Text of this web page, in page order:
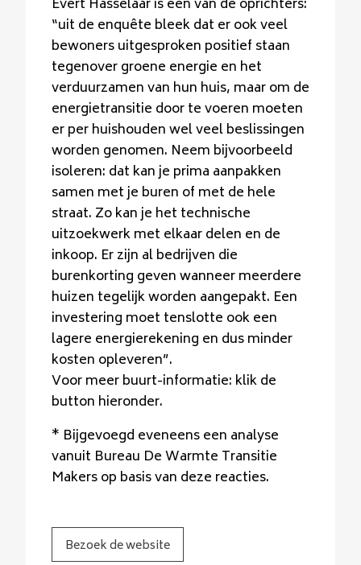
Evert Hasselaar is een van de oprichters:
“uit de enquête bleek dat er ook veel
bewoners uitgesproken positief staan
tegenover groene energie en het
verduurzamen van hun huis, maar om de
energietransitie door te voeren moeten
er per huishouden wel veel beslissingen
worden genomen. Neem bijvoorbeeld
isoleren: dat kan je prima aanpakken
samen met je buren of met de hele
straat. Zo kan je het technische
uitzoekwerk met elkaar delen en de
inkoop. Er zijn al bedrijven die
burenkorting geven wanneer meerdere
huizen tegelijk worden aangepakt. Een
investering moet tenslotte ook een
lagere energierekening en dus minder
kosten opleveren”.
Voor meer buurt-informatie: klik de
button hieronder.
* Bijgevoegd eveneens een analyse
vanuit Bureau De Warmte Transitie
Makers op basis van deze reacties.
Bezoek de website